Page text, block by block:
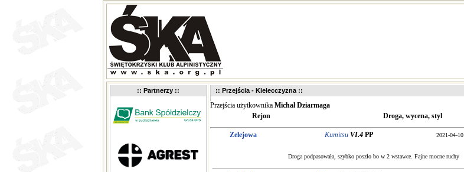
:: Partnerzy :: :: Przejścia - Kielecczyzna ::
Przejścia użytkownika Michał Dziarmaga
Rejon
Droga, wycena, styl
Zelejowa Kumitsu VI.4 PP 2021-04-10
Droga podpasowała, szybko poszło bo w 2 wstawce. Fajne mocne ruchy